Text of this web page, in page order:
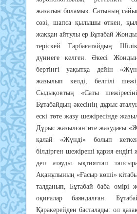
жазатын боламыз. Сатының
сөзі, шапса қылышы өткен,
жаққан айтулы ер Бұтабай
теріскей Тарбағатайдың
дүниеге келген. Әкесі
бертінгі уақытқа дейін
жазылып келді, белгілі
Сыдықовтың «Саты
Бұтабайдың әкесінің дұрыс
ескі төте жазу шежіресінде
Дұрыс жазылған өте жазудағы
қалай «Жүнді» болып
білдірген шежіреші қария
деп атауды ықтияттап
Ақанұлының «Ғасыр көші»
талданып, Бұтабай баба өмірі
оқиғалар баяндалған.
Қаракерейден басталады: ол